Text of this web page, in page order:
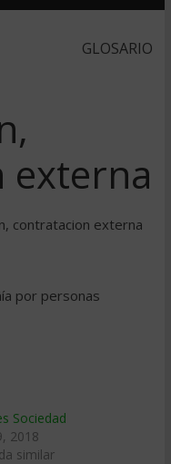
GLOSARIO
externa
contratacion externa
por personas
Sociedad
2018
similar